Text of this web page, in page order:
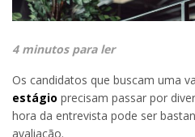
4 minutos para ler
Os candidatos que buscam uma
estágio precisam passar por
hora da entrevista pode ser
avaliação.